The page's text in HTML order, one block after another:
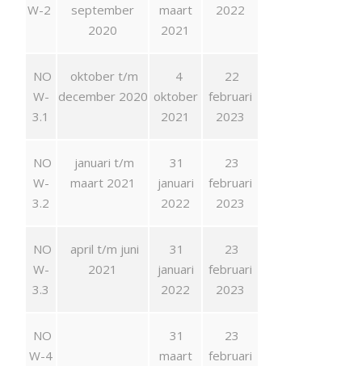
W-2
september
2020
maart
2021
2022
NO
W-
3.1
oktober t/m
december 2020
4
oktober
2021
22
februari
2023
NO
W-
3.2
januari t/m
maart 2021
31
januari
2022
23
februari
2023
NO
W-
3.3
april t/m juni
2021
31
januari
2022
23
februari
2023
NO
W-4
31
maart
23
februari